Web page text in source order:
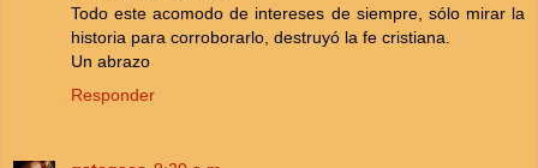
Todo este acomodo de intereses de siempre, sólo mirar la
historia para corroborarlo, destruyó la fe cristiana.
Un abrazo
Responder